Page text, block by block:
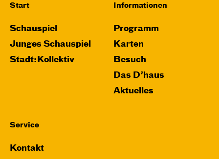
Start
Schauspiel
Junges Schauspiel
Stadt:Kollektiv
Informationen
Programm
Karten
Besuch
Das D’haus
Aktuelles
Service
Kontakt